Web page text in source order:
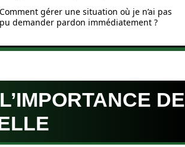
Comment gérer une situation où je n’ai pas
pu demander pardon immédiatement ?
DE